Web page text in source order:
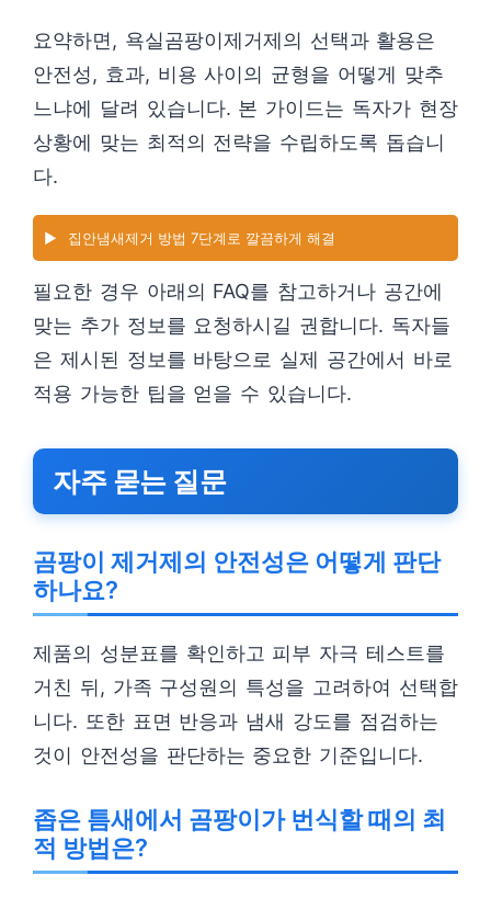
요약하면, 욕실곰팡이제거제의 선택과 활용은
안전성, 효과, 비용 사이의 균형을 어떻게 맞추
느냐에 달려 있습니다. 본 가이드는 독자가 현장
상황에 맞는 최적의 전략을 수립하도록 돕습니
다.
▶️ 집안냄새제거 방법 7단계로 깔끔하게 해결
필요한 경우 아래의 FAQ를 참고하거나 공간에
맞는 추가 정보를 요청하시길 권합니다. 독자들
은 제시된 정보를 바탕으로 실제 공간에서 바로
적용 가능한 팁을 얻을 수 있습니다.
자주 묻는 질문
곰팡이 제거제의 안전성은 어떻게 판단
하나요?
제품의 성분표를 확인하고 피부 자극 테스트를
거친 뒤, 가족 구성원의 특성을 고려하여 선택합
니다. 또한 표면 반응과 냄새 강도를 점검하는
것이 안전성을 판단하는 중요한 기준입니다.
좁은 틈새에서 곰팡이가 번식할 때의 최
적 방법은?